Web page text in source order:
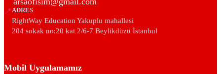
📍 ADRES
RightWay Education Yakuplu mahallesi
204 sokak no:20 kat 2/6-7 Beylikdüzü İstanbul
Mobil Uygulamamız